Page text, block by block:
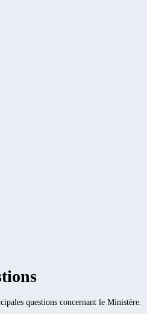
questions concernant le Ministère.